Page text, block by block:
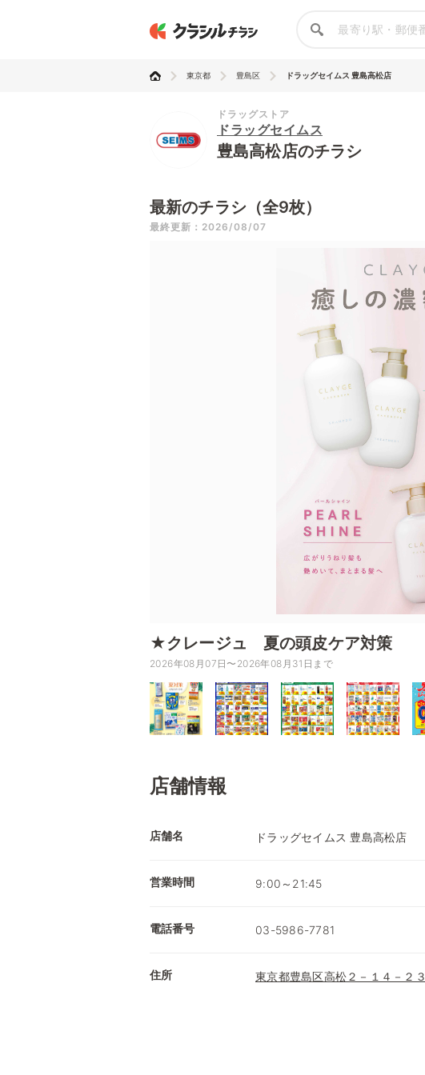
東京都 豊島区 ドラッグセイムス 豊島高松店
ドラッグストア
ドラッグセイムス
豊島高松店のチラシ
最新のチラシ（全9枚）
最終更新：2026/08/07
★クレージュ 夏の頭皮ケア対策
2026年08月07日〜2026年08月31日まで
店舗情報
店舗名 ドラッグセイムス 豊島高松店
営業時間 9:00～21:45
電話番号 03-5986-7781
住所 東京都豊島区高松２－１４－２３